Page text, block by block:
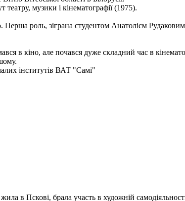
музики і кінематографії (1975).
Перша роль, зіграна студентом Анатолієм
в кіно, але почався дуже складний час в
інститутів ВАТ "Самі"
в Пскові, брала участь в художній